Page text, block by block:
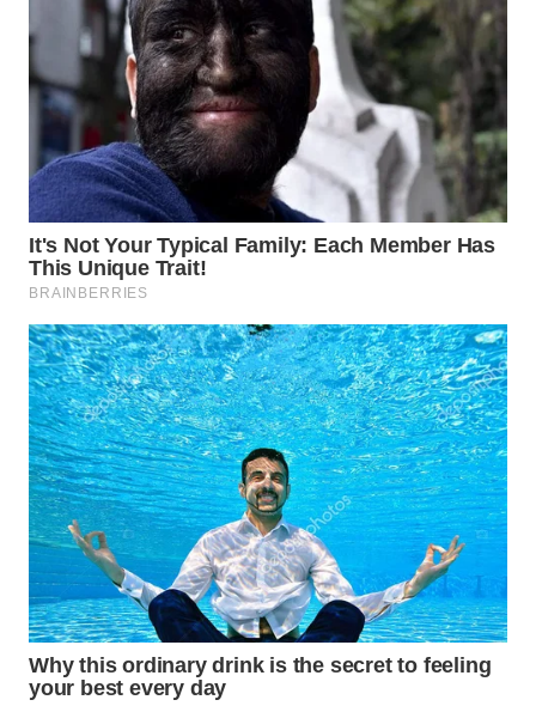
SUKABUMI
PURWAKARTA
WN
PRIANGAN
WN
SEMARANG
WN
SOLO
WN
BOROBUDUR
WN
MADURA
WN
SURABAYA